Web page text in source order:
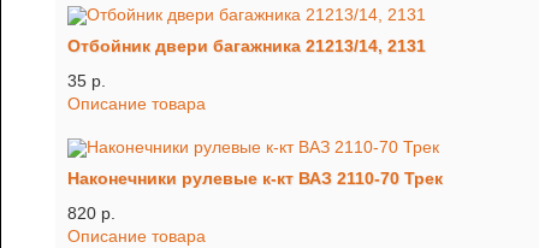
Отбойник двери багажника 21213/14, 2131
35 p.
Описание товара
Наконечники рулевые к-кт ВАЗ 2110-70 Трек
820 p.
Описание товара